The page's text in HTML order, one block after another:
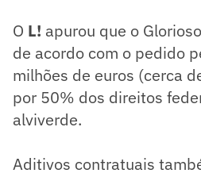
O L! apurou que o
de acordo com o pedido
milhões de euros (cerca
por 50% dos direitos
alviverde.
Aditivos contratuais